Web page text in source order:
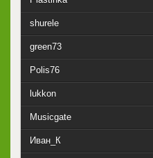
shurele
green73
Polis76
lukkon
Musicgate
Иван_К